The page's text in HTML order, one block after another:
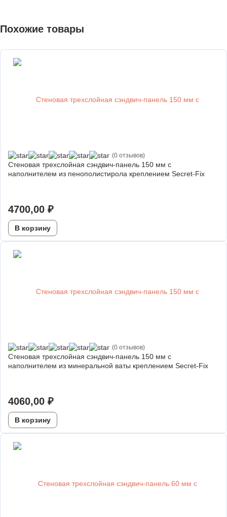
Похожие товары
(0 отзывов)
Стеновая трехслойная сэндвич-панель 150 мм с
наполнителем из пенополистирола креплением Secret-Fix
4700,00 ₽
В корзину
(0 отзывов)
Стеновая трехслойная сэндвич-панель 150 мм с
наполнителем из минеральной ваты креплением Secret-Fix
4060,00 ₽
В корзину